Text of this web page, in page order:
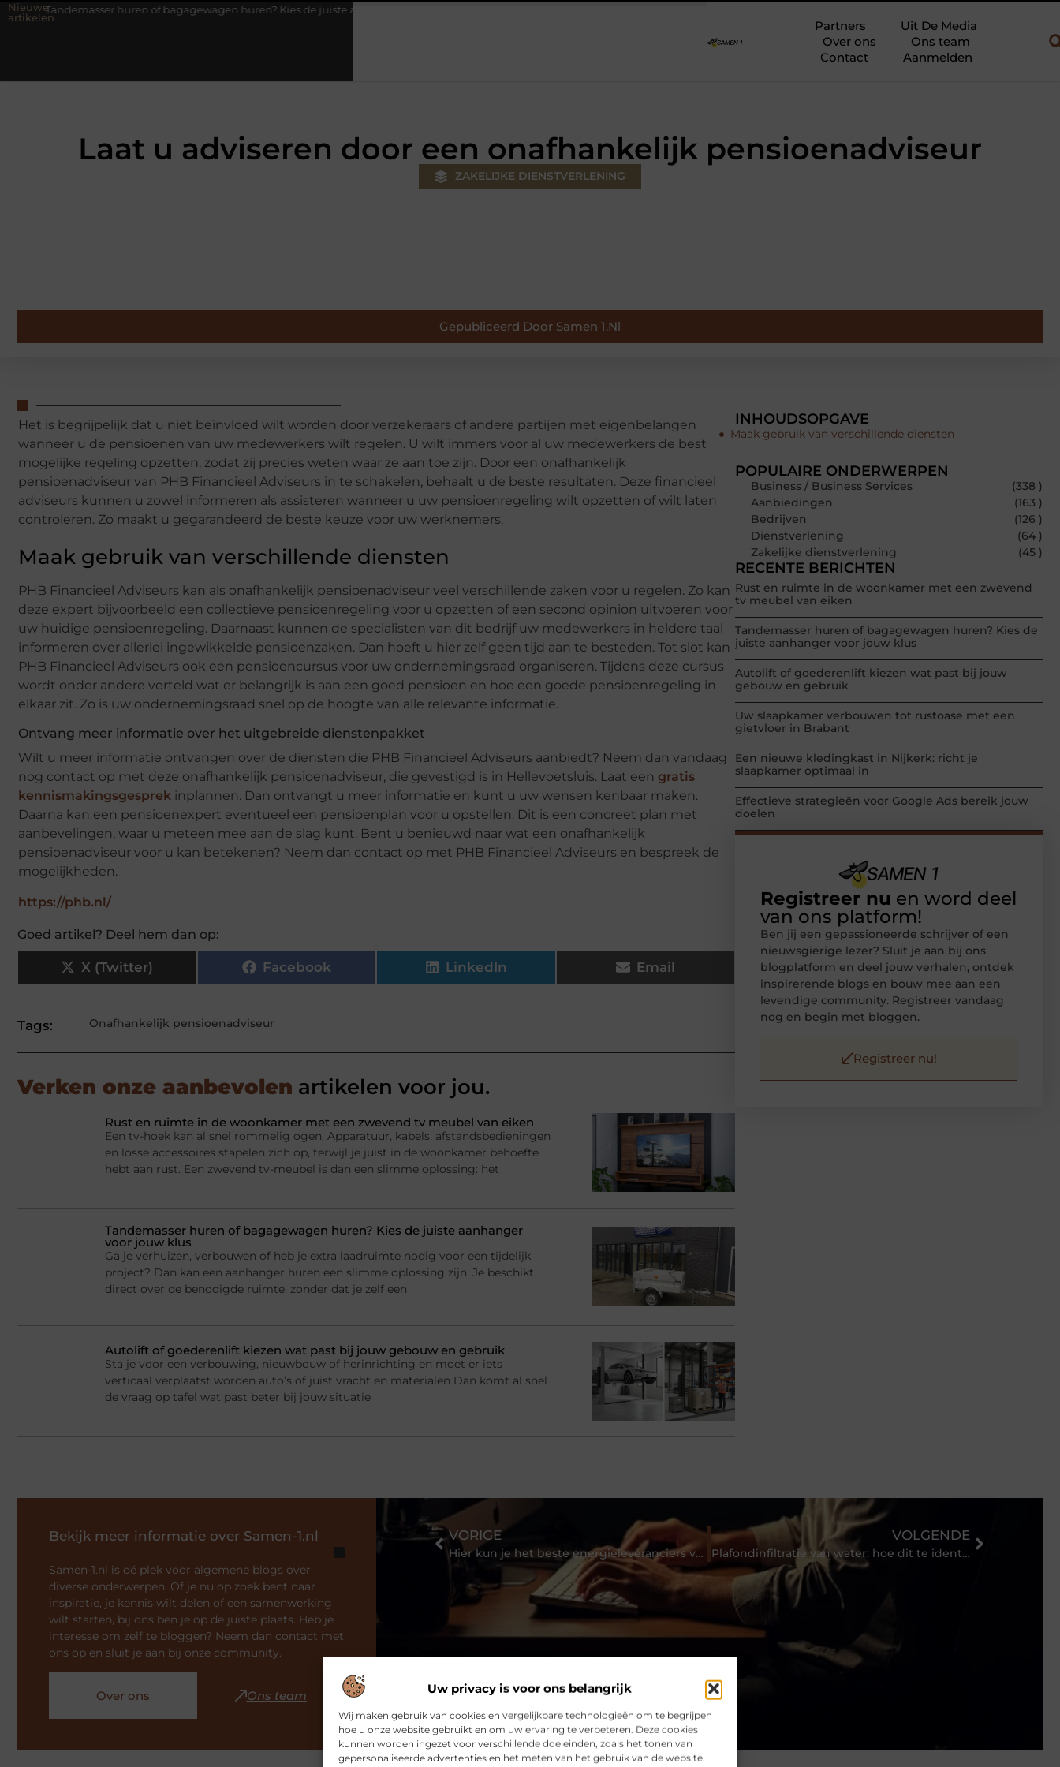
Uw privacy is voor ons belangrijk
Wij maken gebruik van cookies en vergelijkbare technologieën om te begrijpen
hoe u onze website gebruikt en om uw ervaring te verbeteren. Deze cookies
kunnen worden ingezet voor verschillende doeleinden, zoals het tonen van
gepersonaliseerde advertenties en het meten van het gebruik van de website.
Nieuwe
artikelen
huren of bagagewagen huren? Kies de juiste aanhanger voor jouw klus
Partners
Uit De Media
Over ons
Ons team
Contact
Aanmelden
Laat u adviseren door een onafhankelijk pensioenadviseur
ZAKELIJKE DIENSTVERLENING
Gepubliceerd Door Samen 1.nl
Het is begrijpelijk dat u niet beïnvloed wilt worden door verzekeraars of andere partijen met eigenbelangen
wanneer u de pensioenen van uw medewerkers wilt regelen. U wilt immers voor al uw medewerkers de best
mogelijke regeling opzetten, zodat zij precies weten waar ze aan toe zijn. Door een onafhankelijk
pensioenadviseur van PHB Financieel Adviseurs in te schakelen, behaalt u de beste resultaten. Deze financieel
adviseurs kunnen u zowel informeren als assisteren wanneer u uw pensioenregeling wilt opzetten of wilt laten
controleren. Zo maakt u gegarandeerd de beste keuze voor uw werknemers.
Maak gebruik van verschillende diensten
PHB Financieel Adviseurs kan als onafhankelijk pensioenadviseur veel verschillende zaken voor u regelen. Zo kan
deze expert bijvoorbeeld een collectieve pensioenregeling voor u opzetten of een second opinion uitvoeren voor
uw huidige pensioenregeling. Daarnaast kunnen de specialisten van dit bedrijf uw medewerkers in heldere taal
informeren over allerlei ingewikkelde pensioenzaken. Dan hoeft u hier zelf geen tijd aan te besteden. Tot slot kan
PHB Financieel Adviseurs ook een pensioencursus voor uw ondernemingsraad organiseren. Tijdens deze cursus
wordt onder andere verteld wat er belangrijk is aan een goed pensioen en hoe een goede pensioenregeling in
elkaar zit. Zo is uw ondernemingsraad snel op de hoogte van alle relevante informatie.
Ontvang meer informatie over het uitgebreide dienstenpakket
Wilt u meer informatie ontvangen over de diensten die PHB Financieel Adviseurs aanbiedt? Neem dan vandaag
nog contact op met deze onafhankelijk pensioenadviseur, die gevestigd is in Hellevoetsluis. Laat een gratis
kennismakingsgesprek inplannen. Dan ontvangt u meer informatie en kunt u uw wensen kenbaar maken.
Daarna kan een pensioenexpert eventueel een pensioenplan voor u opstellen. Dit is een concreet plan met
aanbevelingen, waar u meteen mee aan de slag kunt. Bent u benieuwd naar wat een onafhankelijk
pensioenadviseur voor u kan betekenen? Neem dan contact op met PHB Financieel Adviseurs en bespreek de
mogelijkheden.
https://phb.nl/
Goed artikel? Deel hem dan op:
X (Twitter) Facebook LinkedIn Email
Tags: Onafhankelijk pensioenadviseur
Verken onze aanbevolen artikelen voor jou.
Rust en ruimte in de woonkamer met een zwevend tv meubel van eiken
Een tv-hoek kan al snel rommelig ogen. Apparatuur, kabels, afstandsbedieningen
en losse accessoires stapelen zich op, terwijl je juist in de woonkamer behoefte
hebt aan rust. Een zwevend tv-meubel is dan een slimme oplossing: het
Tandemasser huren of bagagewagen huren? Kies de juiste aanhanger
voor jouw klus
Ga je verhuizen, verbouwen of heb je extra laadruimte nodig voor een tijdelijk
project? Dan kan een aanhanger huren een slimme oplossing zijn. Je beschikt
direct over de benodigde ruimte, zonder dat je zelf een
Autolift of goederenlift kiezen wat past bij jouw gebouw en gebruik
Sta je voor een verbouwing, nieuwbouw of herinrichting en moet er iets
verticaal verplaatst worden auto’s of juist vracht en materialen Dan komt al snel
de vraag op tafel wat past beter bij jouw situatie
INHOUDSOPGAVE
Maak gebruik van verschillende diensten
POPULAIRE ONDERWERPEN
Business / Business Services
(338 )
Aanbiedingen
(163 )
Bedrijven
(126 )
Dienstverlening
(64 )
Zakelijke dienstverlening
(45 )
RECENTE BERICHTEN
Rust en ruimte in de woonkamer met een zwevend
tv meubel van eiken
Tandemasser huren of bagagewagen huren? Kies de
juiste aanhanger voor jouw klus
Autolift of goederenlift kiezen wat past bij jouw
gebouw en gebruik
Uw slaapkamer verbouwen tot rustoase met een
gietvloer in Brabant
Een nieuwe kledingkast in Nijkerk: richt je
slaapkamer optimaal in
Effectieve strategieën voor Google Ads bereik jouw
doelen
Registreer nu en word deel
van ons platform!
Ben jij een gepassioneerde schrijver of een
nieuwsgierige lezer? Sluit je aan bij ons
blogplatform en deel jouw verhalen, ontdek
inspirerende blogs en bouw mee aan een
levendige community. Registreer vandaag
nog en begin met bloggen.
Registreer nu!
Bekijk meer informatie over Samen-1.nl
Samen-1.nl is dé plek voor algemene blogs over
diverse onderwerpen. Of je nu op zoek bent naar
inspiratie, je kennis wilt delen of een samenwerking
wilt starten, bij ons ben je op de juiste plaats. Heb je
interesse om zelf te bloggen? Neem dan contact met
ons op en sluit je aan bij onze community.
Over ons Ons team
VORIGE
Hier kun je het beste energieleveranciers vergelijken
VOLGENDE
Plafondinfiltratie van water: hoe dit te identificeren en op te lossen